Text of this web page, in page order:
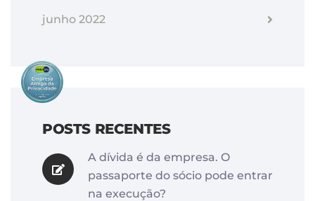
junho 2022
POSTS RECENTES
A dívida é da empresa. O
passaporte do sócio pode entrar
na execução?